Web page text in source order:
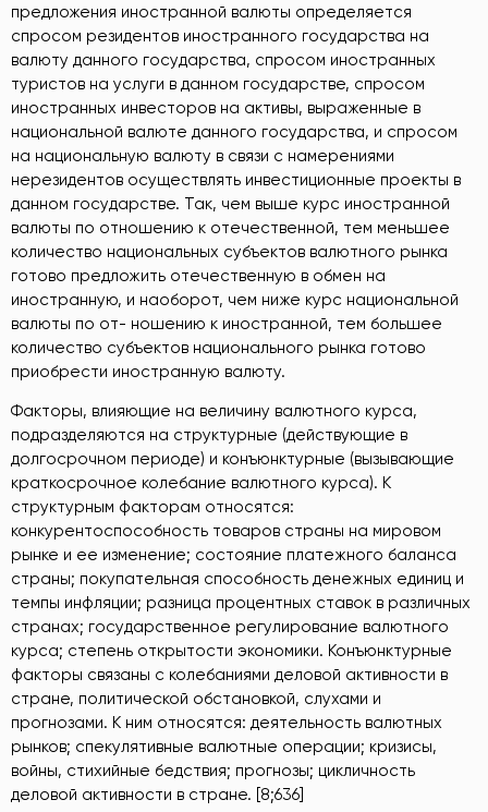
предложения иностранной валюты определяется
спросом резидентов иностранного государства на
валюту данного государства, спросом иностранных
туристов на услуги в данном государстве, спросом
иностранных инвесторов на активы, выраженные в
национальной валюте данного государства, и спросом
на национальную валюту в связи с намерениями
нерезидентов осуществлять инвестиционные проекты в
данном государстве. Так, чем выше курс иностранной
валюты по отношению к отечественной, тем меньшее
количество национальных субъектов валютного рынка
готово предложить отечественную в обмен на
иностранную, и наоборот, чем ниже курс национальной
валюты по от- ношению к иностранной, тем большее
количество субъектов национального рынка готово
приобрести иностранную валюту.
Факторы, влияющие на величину валютного курса,
подразделяются на структурные (действующие в
долгосрочном периоде) и конъюнктурные (вызывающие
краткосрочное колебание валютного курса). К
структурным факторам относятся:
конкурентоспособность товаров страны на мировом
рынке и ее изменение; состояние платежного баланса
страны; покупательная способность денежных единиц и
темпы инфляции; разница процентных ставок в различных
странах; государственное регулирование валютного
курса; степень открытости экономики. Конъюнктурные
факторы связаны с колебаниями деловой активности в
стране, политической обстановкой, слухами и
прогнозами. К ним относятся: деятельность валютных
рынков; спекулятивные валютные операции; кризисы,
войны, стихийные бедствия; прогнозы; цикличность
деловой активности в стране. [8;636]